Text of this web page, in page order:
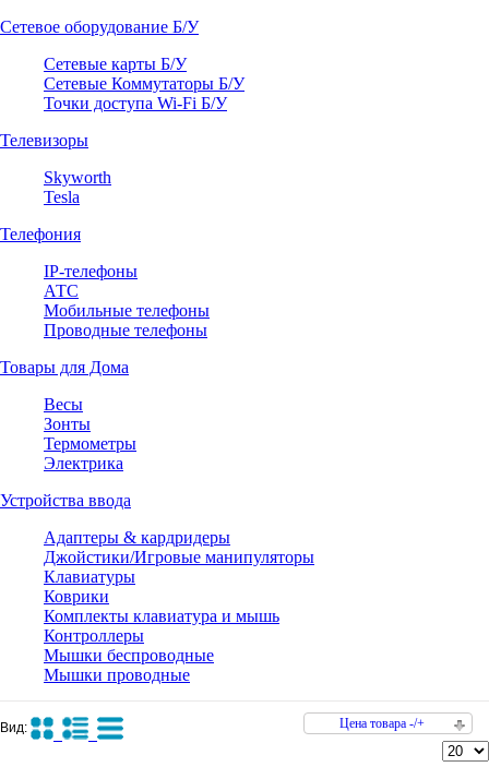
Сетевое оборудование Б/У
Сетевые карты Б/У
Сетевые Коммутаторы Б/У
Точки доступа Wi-Fi Б/У
Телевизоры
Skyworth
Tesla
Телефония
IP-телефоны
АТС
Мобильные телефоны
Проводные телефоны
Товары для Дома
Весы
Зонты
Термометры
Электрика
Устройства ввода
Адаптеры & кардридеры
Джойстики/Игровые манипуляторы
Клавиатуры
Коврики
Комплекты клавиатура и мышь
Контроллеры
Мышки беспроводные
Мышки проводные
Вид: Цена товара -/+